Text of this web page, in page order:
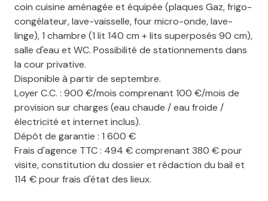
coin cuisine aménagée et équipée (plaques Gaz, frigo-
congélateur, lave-vaisselle, four micro-onde, lave-
linge), 1 chambre (1 lit 140 cm + lits superposés 90 cm),
salle d'eau et WC. Possibilité de stationnements dans
la cour privative.
Disponible à partir de septembre.
Loyer C.C. : 900 €/mois comprenant 100 €/mois de
provision sur charges (eau chaude / eau froide /
électricité et internet inclus).
Dépôt de garantie : 1 600 €
Frais d'agence TTC : 494 € comprenant 380 € pour
visite, constitution du dossier et rédaction du bail et
114 € pour frais d'état des lieux.